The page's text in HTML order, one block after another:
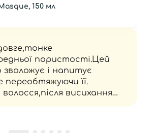
150 мл
пористості.Цей
зволожує і напитує
переобтяжуючи її.
волосся,після висихання
що після розчіски